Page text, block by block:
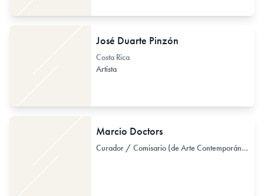
José Duarte Pinzón
Costa Rica
Artista
Marcio Doctors
Curador / Comisario (de Arte Contemporáneo)